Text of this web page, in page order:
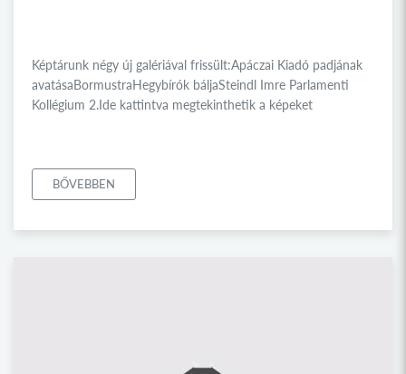
Képtárunk négy új galériával frissült:Apáczai Kiadó padjának
avatásaBormustraHegybírók báljaSteindl Imre Parlamenti
Kollégium 2.Ide kattintva megtekinthetik a képeket
BŐVEBBEN